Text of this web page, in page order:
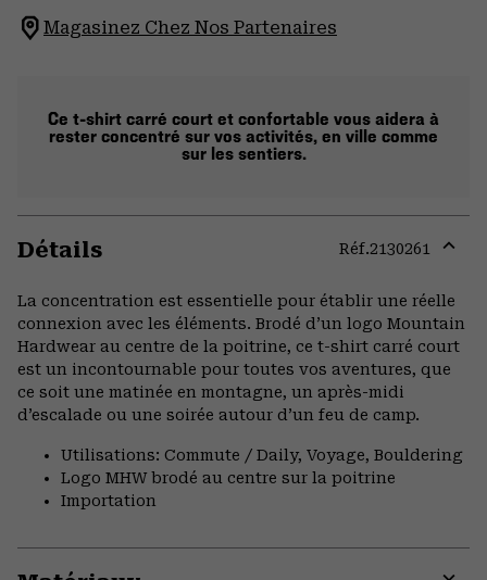
Magasinez Chez Nos Partenaires
Ce t-shirt carré court et confortable vous aidera à
rester concentré sur vos activités, en ville comme
sur les sentiers.
Détails Réf.2130261
or
La concentration est essentielle pour établir une réelle
connexion avec les éléments. Brodé d’un logo Mountain
Hardwear au centre de la poitrine, ce t-shirt carré court
est un incontournable pour toutes vos aventures, que
ce soit une matinée en montagne, un après-midi
d’escalade ou une soirée autour d’un feu de camp.
Utilisations: Commute / Daily, Voyage, Bouldering
Logo MHW brodé au centre sur la poitrine
Importation